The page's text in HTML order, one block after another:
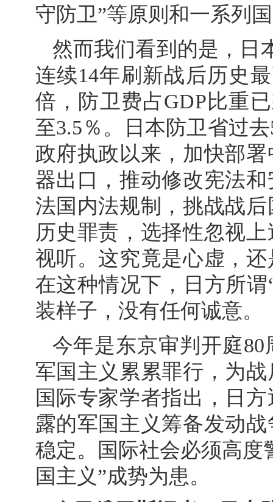
守防卫”等原则和一系列
然而我们看到的是，日
连续14年刷新战后历史
倍，防卫费占GDP比重
至3.5％。日本防卫省过
政府执政以来，加快部
器出口，推动修改宪法
法国内法规制，挑战战
历史罪责，选择性忽视
视听。这究竟是心虚，
在这种情况下，日方所
装样子，没有任何诚意。
今年是东京审判开庭
军国主义累累罪行，为
国际专家学者指出，日
露的军国主义筹备发动
稳定。国际社会必须高度
国主义”成势为患。